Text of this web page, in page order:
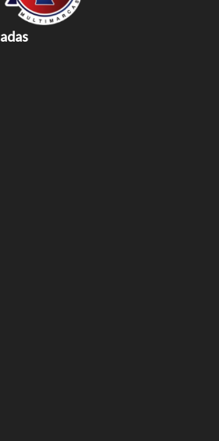
a fonte em nosso site, utilize os